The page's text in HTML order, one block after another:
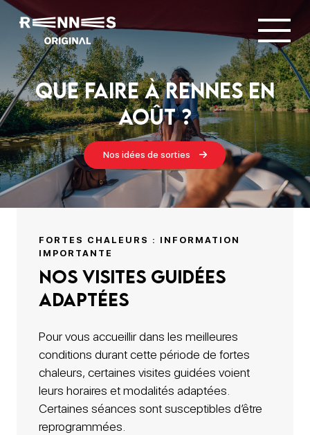
Que faire à Rennes en
août ?
Nos idées de sorties
FORTES CHALEURS : INFORMATION
IMPORTANTE
Nos visites guidées
adaptées
Pour vous accueillir dans les meilleures
conditions durant cette période de fortes
chaleurs, certaines visites guidées voient
leurs horaires et modalités adaptées.
Certaines séances sont susceptibles d’être
reprogrammées.